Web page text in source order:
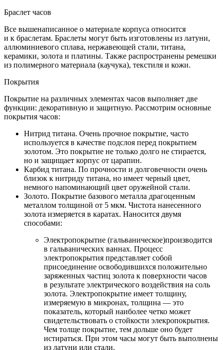
Браслет часов
Все вышенаписанное о материале корпуса относится
и к браслетам. Браслеты могут быть изготовлены из латуни,
аллюминиевого сплава, нержавеющей стали, титана,
керамики, золота и платины. Также распространены ремешки
из полимерного материала (каучука), текстиля и кожи.
Покрытия
Покрытие на различных элементах часов выполняет две
функции: декоративную и защитную. Рассмотрим основные
покрытия часов:
Нитрид титана. Очень прочное покрытие, часто
используется в качестве подслоя перед покрытием
золотом. Это покрытие не только долго не стирается,
но и защищает корпус от царапин.
Карбид титана. По прочности и долговечности очень
близок к нитриду титана, но имеет черный цвет,
немного напоминающий цвет оружейной стали.
Золото. Покрытие базового металла драгоценным
металлом толщиной от 5 мкм. Чистота нанесенного
золота измеряется в каратах. Наносится двумя
способами:
Электропокрытие (гальваническое)производится
в гальванических ваннах. Процесс
электропокрытия представляет собой
присоединение освободившихся положительно
заряженных частиц золота к поверхности часов
в результате электрического воздействия на соль
золота. Электропокрытие имеет толщину,
измеряемую в микронах, толщина — это
показатель, который наиболее четко может
свидетельствовать о стойкости элекропокрытия.
Чем толще покрытие, тем дольше оно будет
истираться. При этом часы могут быть выполнены
из латуни или стали.